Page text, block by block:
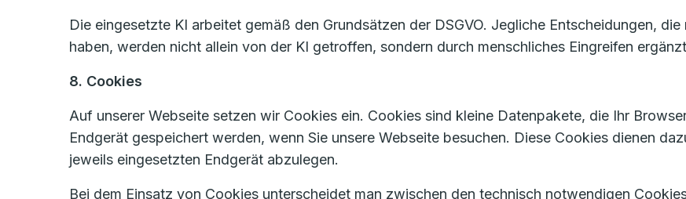
Die eingesetzte KI arbeitet gemäß den Grundsätzen der DSGVO. Jegliche Entscheidungen,
haben, werden nicht allein von der KI getroffen, sondern durch menschliches Eingreifen
8. Cookies
Auf unserer Webseite setzen wir Cookies ein. Cookies sind kleine Datenpakete, die Ihr
Endgerät gespeichert werden, wenn Sie unsere Webseite besuchen. Diese Cookies dienen
jeweils eingesetzten Endgerät abzulegen.
Bei dem Einsatz von Cookies unterscheidet man zwischen den technisch notwendigen